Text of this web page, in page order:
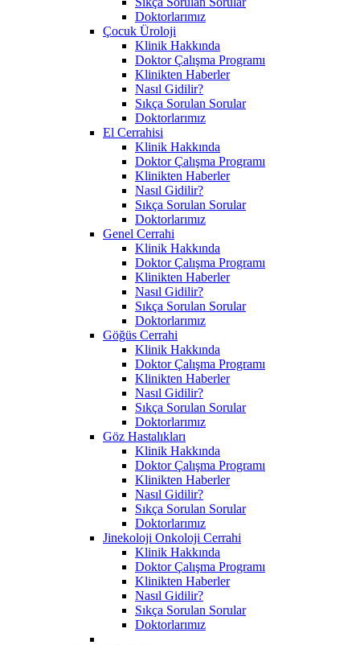
Doktorlarımız
Çocuk Üroloji
Klinik Hakkında
Doktor Çalışma Programı
Klinikten Haberler
Nasıl Gidilir?
Sıkça Sorulan Sorular
Doktorlarımız
El Cerrahisi
Klinik Hakkında
Doktor Çalışma Programı
Klinikten Haberler
Nasıl Gidilir?
Sıkça Sorulan Sorular
Doktorlarımız
Genel Cerrahi
Klinik Hakkında
Doktor Çalışma Programı
Klinikten Haberler
Nasıl Gidilir?
Sıkça Sorulan Sorular
Doktorlarımız
Göğüs Cerrahi
Klinik Hakkında
Doktor Çalışma Programı
Klinikten Haberler
Nasıl Gidilir?
Sıkça Sorulan Sorular
Doktorlarımız
Göz Hastalıkları
Klinik Hakkında
Doktor Çalışma Programı
Klinikten Haberler
Nasıl Gidilir?
Sıkça Sorulan Sorular
Doktorlarımız
Jinekoloji Onkoloji Cerrahi
Klinik Hakkında
Doktor Çalışma Programı
Klinikten Haberler
Nasıl Gidilir?
Sıkça Sorulan Sorular
Doktorlarımız